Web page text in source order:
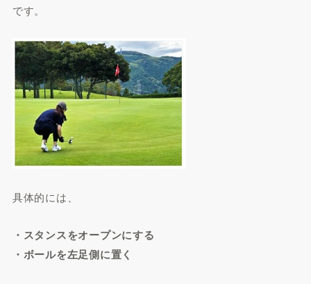
です。
具体的には、
・スタンスをオープンにする
・ボールを左足側に置く